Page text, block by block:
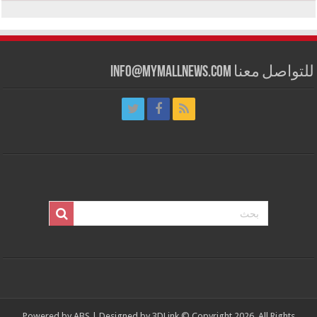
للتواصل معنا info@mymallnews.com